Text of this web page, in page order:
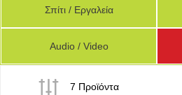
Σπίτι / Εργαλεία
Audio / Video
7 Προϊόντα